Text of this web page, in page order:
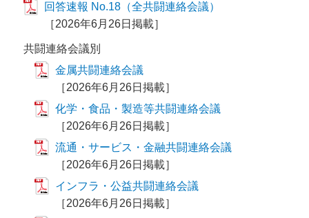
回答速報 No.18（全共闘連絡会議）
［2026年6月26日掲載］
共闘連絡会議別
金属共闘連絡会議
［2026年6月26日掲載］
化学・食品・製造等共闘連絡会議
［2026年6月26日掲載］
流通・サービス・金融共闘連絡会議
［2026年6月26日掲載］
インフラ・公益共闘連絡会議
［2026年6月26日掲載］